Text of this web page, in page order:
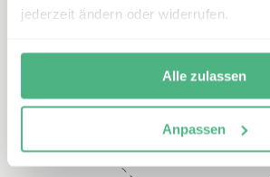
jederzeit ändern oder widerrufen.
Alle zulassen
Anpassen
Montag – Freitag:
und nach individueller
Terminvereinbarung